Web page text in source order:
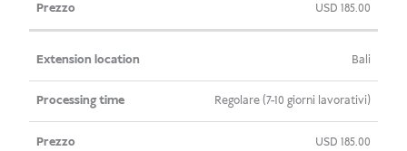
USD 185.00
Bali
Regolare (7-10 giorni lavorativi)
USD 185.00